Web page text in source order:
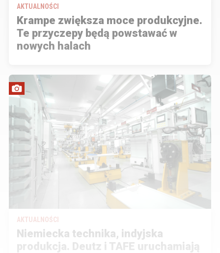
AKTUALNOŚCI
Krampe zwiększa moce produkcyjne.
Te przyczepy będą powstawać w
nowych halach
AKTUALNOŚCI
Niemiecka technika, indyjska
produkcja. Deutz i TAFE uruchamiają